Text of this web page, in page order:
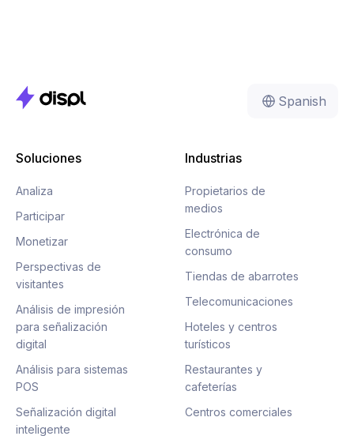
Spanish
Soluciones
Analiza
Participar
Monetizar
Perspectivas de
visitantes
Análisis de impresión
para señalización
digital
Análisis para sistemas
POS
Señalización digital
inteligente
Industrias
Propietarios de
medios
Electrónica de
consumo
Tiendas de abarrotes
Telecomunicaciones
Hoteles y centros
turísticos
Restaurantes y
cafeterías
Centros comerciales